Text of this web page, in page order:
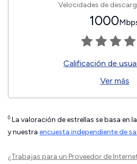
Velocidades de
1000
Calificación de
Ver más
◊ La valoración de estrellas se basa en
y nuestra encuesta independiente de
¿Trabajas para un Proveedor de